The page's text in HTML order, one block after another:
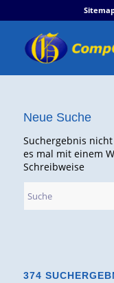
Neue Suche
Suchergebnis
es mal mit einem
Schreibweise
374